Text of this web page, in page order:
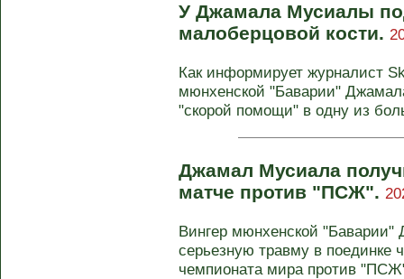
У Джамала Мусиалы
малоберцовой кости.
Как информирует журналист
мюнхенской "Баварии"
"скорой помощи" в одну из
Джамал Мусиала
матче против "ПСЖ".
Вингер мюнхенской
серьезную травму в поединке
чемпионата мира против